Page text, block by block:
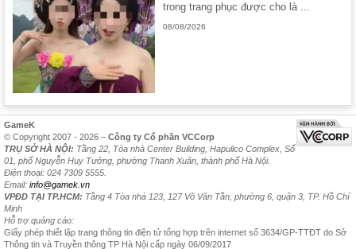
trong trang phục được cho là ...
08/08/2026
GameK
© Copyright 2007 - 2026 – Công ty Cổ phần VCCorp
TRỤ SỞ HÀ NỘI: Tầng 22, Tòa nhà Center Building, Hapulico Complex, Số
01, phố Nguyễn Huy Tưởng, phường Thanh Xuân, thành phố Hà Nội.
Điện thoại: 024 7309 5555.
Email: info@gamek.vn
VPĐD TẠI TP.HCM: Tầng 4 Tòa nhà 123, 127 Võ Văn Tần, phường 6, quận 3, TP. Hồ Chí
Minh
Hỗ trợ quảng cáo:
Giấy phép thiết lập trang thông tin điện tử tổng hợp trên internet số 3634/GP-TTĐT do Sở
Thông tin và Truyền thông TP Hà Nội cấp ngày 06/09/2017